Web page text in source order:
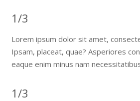
1/3
Lorem ipsum dolor sit amet,
Ipsam, placeat, quae? Asperiores
eaque enim minus nam
1/3